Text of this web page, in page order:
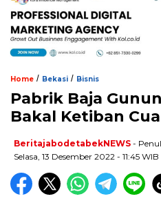
Home / Bekasi / Bisnis
Pabrik Baja
Bakal Ketiban
BeritajabodetabekNEWS -
Selasa, 13 Desember 2022 - 11:45 WIB